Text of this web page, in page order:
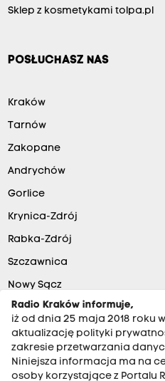
Sklep z kosmetykami tolpa.pl
POSŁUCHASZ NAS
Kraków
Tarnów
Zakopane
Andrychów
Gorlice
Krynica-Zdrój
Rabka-Zdrój
Szczawnica
Nowy Sącz
Radio Kraków informuje,
iż od dnia 25 maja 2018 roku
aktualizację polityki
zakresie przetwarzania
Niniejsza informacja ma na
osoby korzystające z Portalu